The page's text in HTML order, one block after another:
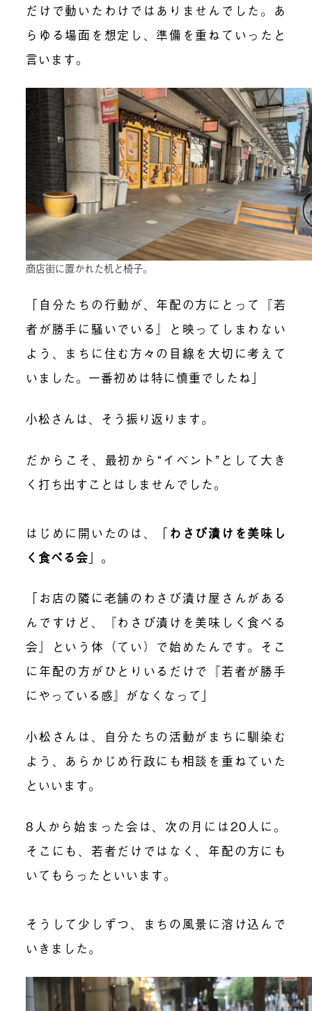
だけで動いたわけではありませんでした。あ
らゆる場面を想定し、準備を重ねていったと
言います。
商店街に置かれた机と椅子。
「自分たちの行動が、年配の方にとって『若
者が勝手に騒いでいる』と映ってしまわない
よう、まちに住む方々の目線を大切に考えて
いました。一番初めは特に慎重でしたね」
小松さんは、そう振り返ります。
だからこそ、最初から“イベント”として大き
く打ち出すことはしませんでした。
はじめに開いたのは、「 わさび漬けを美味し
く食べる会 」。
「お店の隣に老舗のわさび漬け屋さんがある
んですけど、『わさび漬けを美味しく食べる
会』という体（てい）で始めたんです。そこ
に年配の方がひとりいるだけで『若者が勝手
にやっている感』がなくなって」
小松さんは、自分たちの活動がまちに馴染む
よう、あらかじめ行政にも相談を重ねていた
といいます。
8人から始まった会は、次の月には20人に。
そこにも、若者だけではなく、年配の方にも
いてもらったといいます。
そうして少しずつ、まちの風景に溶け込んで
いきました。